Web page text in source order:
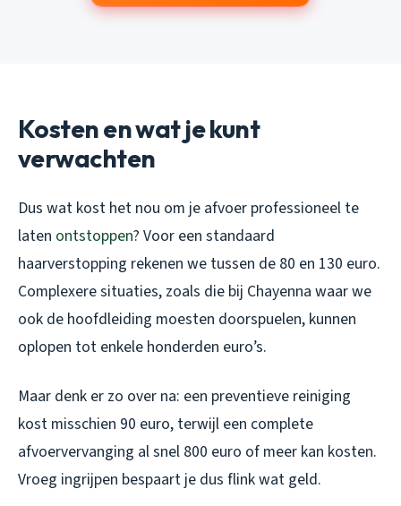
Kosten en wat je kunt
verwachten
Dus wat kost het nou om je afvoer professioneel te
laten ontstoppen? Voor een standaard
haarverstopping rekenen we tussen de 80 en 130 euro.
Complexere situaties, zoals die bij Chayenna waar we
ook de hoofdleiding moesten doorspuelen, kunnen
oplopen tot enkele honderden euro’s.
Maar denk er zo over na: een preventieve reiniging
kost misschien 90 euro, terwijl een complete
afvoervervanging al snel 800 euro of meer kan kosten.
Vroeg ingrijpen bespaart je dus flink wat geld.